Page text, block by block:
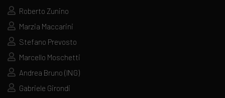
Roberto Zunino
Marzia Maccarini
Stefano Prevosto
Marcello Moschetti
Andrea Bruno (ING)
Gabriele Girondi